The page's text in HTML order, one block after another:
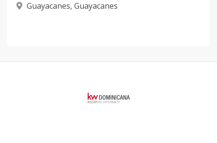
Guayacanes, Guayacanes